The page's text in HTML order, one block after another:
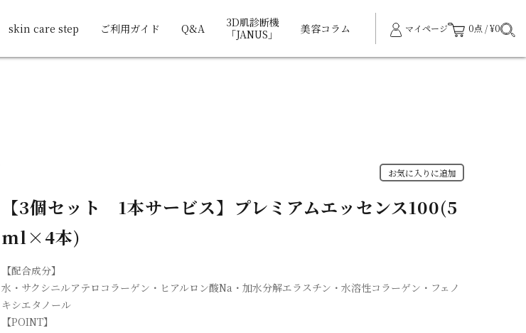
skin care step ご利用ガイド Q&A
3D肌診断機
「JANUS」
美容コラム マイページ 0点 / ¥0
お気に入りに追加
【3個セット 1本サービス】プレミアムエッセンス100(5
ml×4本)
【配合成分】
水・サクシニルアテロコラーゲン・ヒアルロン酸Na・加水分解エラスチン・水溶性コラーゲン・フェノ
キシエタノール
【POINT】